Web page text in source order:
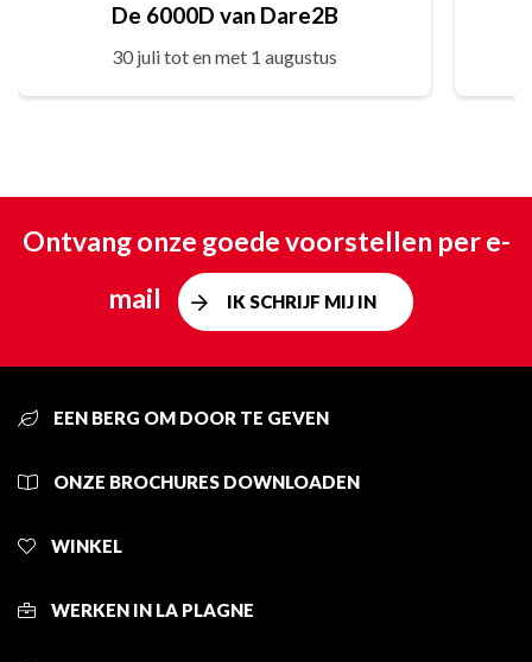
De 6000D van Dare2B
30 juli tot en met 1 augustus
Ontvang onze goede voorstellen per e-
mail
IK SCHRIJF MIJ IN
EEN BERG OM DOOR TE GEVEN
ONZE BROCHURES DOWNLOADEN
WINKEL
WERKEN IN LA PLAGNE